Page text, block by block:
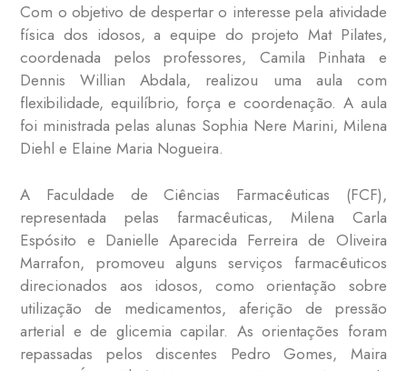
Com o objetivo de despertar o interesse pela atividade
física dos idosos, a equipe do projeto Mat Pilates,
coordenada pelos professores, Camila Pinhata e
Dennis Willian Abdala, realizou uma aula com
flexibilidade, equilíbrio, força e coordenação. A aula
foi ministrada pelas alunas Sophia Nere Marini, Milena
Diehl e Elaine Maria Nogueira.
A Faculdade de Ciências Farmacêuticas (FCF),
representada pelas farmacêuticas, Milena Carla
Espósito e Danielle Aparecida Ferreira de Oliveira
Marrafon, promoveu alguns serviços farmacêuticos
direcionados aos idosos, como orientação sobre
utilização de medicamentos, aferição de pressão
arterial e de glicemia capilar. As orientações foram
repassadas pelos discentes Pedro Gomes, Maira